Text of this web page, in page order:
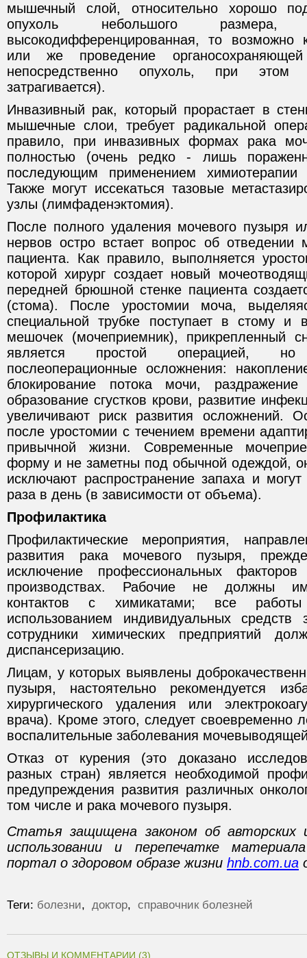
мышечный слой, относительно хорошо
опухоль небольшого размера,
высокодифференцированная, то возможно
или же проведение
непосредственно опухоль, при
затрагивается).
Инвазивный рак, который прорастает в
мышечные слои, требует радикальной
правило, при инвазивных формах рака
полностью (очень редко - лишь
последующим применением химиотерапии
Также могут иссекаться тазовые
узлы (лимфаденэктомия).
После полного удаления мочевого пузыря
нервов остро встает вопрос об отведении
пациента. Как правило, выполняется
которой хирург создает новый
передней брюшной стенке пациента
(стома). После уростомии моча,
специальной трубке поступает в стому и
мешочек (мочеприемник), прикрепленный
является простой операцией, но
послеоперационные осложнения:
блокирование потока мочи,
образование сгустков крови, развитие
увеличивают риск развития осложнений.
после уростомии с течением времени
привычной жизни. Современные
форму и не заметны под обычной одеждой,
исключают распространение запаха и
раза в день (в зависимости от объема).
Профилактика
Профилактические мероприятия,
развития рака мочевого пузыря,
исключение профессиональных
производствах. Рабочие не должны
контактов с химикатами; все
использованием индивидуальных
сотрудники химических предприятий
диспансеризацию.
Лицам, у которых выявлены
пузыря, настоятельно рекомендуется
хирургического удаления или
врача). Кроме этого, следует своевременно
воспалительные заболевания
Отказ от курения (это доказано
разных стран) является необходимой
предупреждения развития различных
том числе и рaка мочевого пузыря.
Статья защищена законом об авторских
использовании и перепечатке
портал о здоровом образе жизни hnb.com.ua
Теги: болезни, доктор, справочник болезней
ОТЗЫВЫ И КОММЕНТАРИИ (3)